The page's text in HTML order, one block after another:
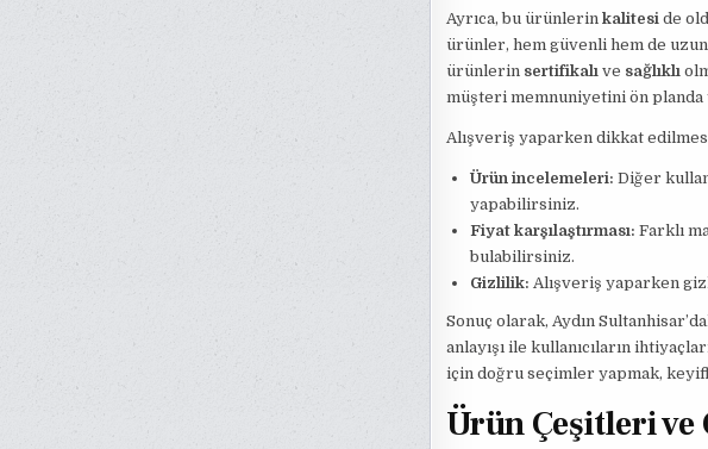
Ayrıca, bu ürünlerin kaliteside
ürünler, hem güvenli hem de
ürünlerin sertifikalıve sağlıklı
müşteri memnuniyetini ön planda
Alışveriş yaparken dikkat
Ürün incelemeleri: Diğer
yapabilirsiniz.
Fiyat karşılaştırması: Farklı
bulabilirsiniz.
Gizlilik: Alışveriş yaparken
Sonuç olarak, Aydın
anlayışı ile kullanıcıların
için doğru seçimler yapmak,
Ürün Çeşitleri